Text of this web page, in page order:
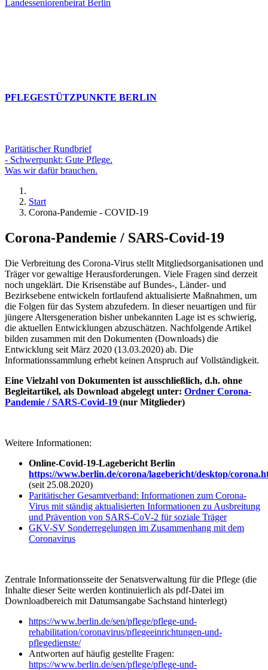
Landesseniorenbeirat Berlin
PFLEGESTÜTZPUNKTE BERLIN
Paritätischer Rundbrief
- Schwerpunkt: Gute Pflege.
Was wir dafür brauchen.
Start
Corona-Pandemie - COVID-19
Corona-Pandemie / SARS-Covid-19
Die Verbreitung des Corona-Virus stellt Mitgliedsorganisationen und
Träger vor gewaltige Herausforderungen. Viele Fragen sind derzeit
noch ungeklärt. Die Krisenstäbe auf Bundes-, Länder- und
Bezirksebene entwickeln fortlaufend aktualisierte Maßnahmen, um
die Folgen für das System abzufedern. In dieser neuartigen und für
jüngere Altersgeneration bisher unbekannten Lage ist es schwierig,
die aktuellen Entwicklungen abzuschätzen. Nachfolgende Artikel
bilden zusammen mit den Dokumenten (Downloads) die
Entwicklung seit März 2020 (13.03.2020) ab. Die
Informationssammlung erhebt keinen Anspruch auf Vollständigkeit.
Eine Vielzahl von Dokumenten ist ausschließlich, d.h. ohne
Begleitartikel, als Download abgelegt unter: Ordner Corona-
Pandemie / SARS-Covid-19 (nur Mitglieder)
Weitere Informationen:
Online-Covid-19-Lagebericht Berlin
https://www.berlin.de/corona/lagebericht/desktop/
(seit 25.08.2020)
Paritätischer Gesamtverband: Informationen zum Corona-
Virus mit ständig aktualisierten Informationen zu Ausbreitung
und Prävention von SARS-CoV-2 für soziale Träger
GKV-SV Sonderregelungen im Zusammenhang mit dem
Coronavirus
Zentrale Informationsseite der Senatsverwaltung für die Pflege (die
Inhalte dieser Seite werden kontinuierlich als pdf-Datei im
Downloadbereich mit Datumsangabe Sachstand hinterlegt)
https://www.berlin.de/sen/pflege/pflege-und-
rehabilitation/coronavirus/pflegeeinrichtungen-und-
pflegedienste/
Antworten auf häufig gestellte Fragen:
https://www.berlin.de/sen/pflege/pflege-und-